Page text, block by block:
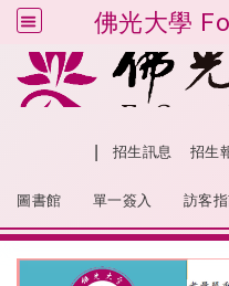
佛光大學
跳到主要內容
招生訊息 招生
圖書館 單一簽入 訪客